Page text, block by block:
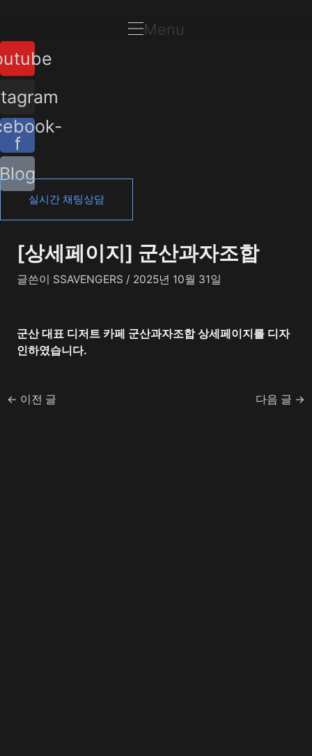
츠
로
건
너
뛰
기
Menu
f
Blog
실시간 채팅상담
[상세페이지] 군산과자조합
글쓴이 SSAVENGERS / 2025년 10월 31일
군산 대표 디저트 카페 군산과자조합 상세페이지를 디자
인하였습니다.
트
탐
색
← 이전 글 다음 글 →